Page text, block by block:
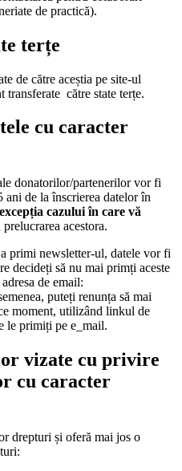
de practică).
terțe
de către aceștia pe site-ul
către state terțe.
cu caracter
donatorilor/partenerilor vor fi
ani de la înscrierea datelor în
cazului în care vă
prelucrarea acestora.
primi newsletter-ul, datele vor fi
decideți să nu mai primți aceste
de email:
puteți renunța să mai
moment, utilizând linkul de
le primiți pe e_mail.
vizate cu privire
cu caracter
drepturi și oferă mai jos o